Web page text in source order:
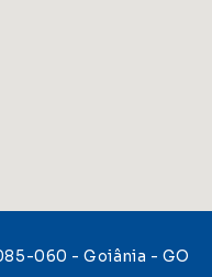
060 - Goiânia - GO